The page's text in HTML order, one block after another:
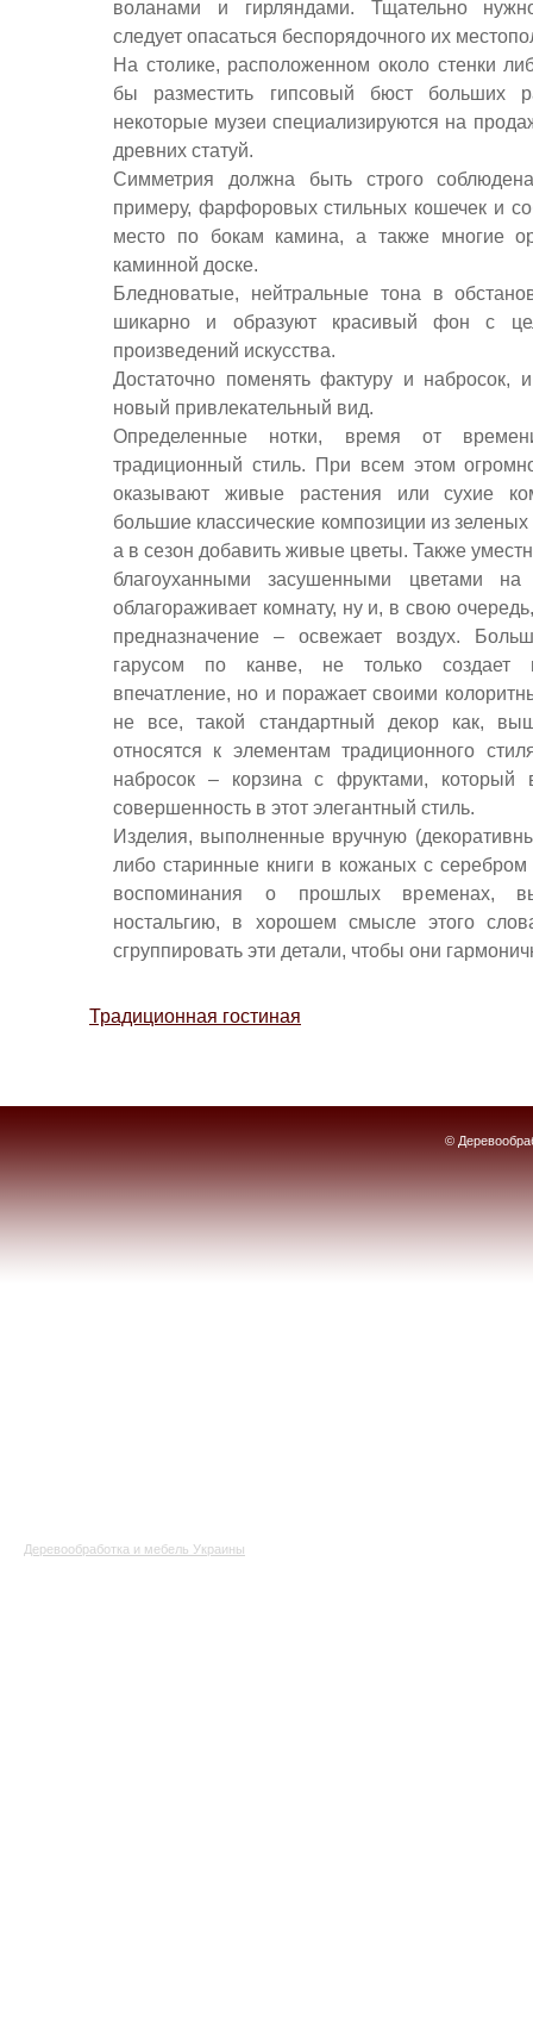
воланами и гирляндами. Тщательно
следует опасаться беспорядочного их
На столике, расположенном около стенки
бы разместить гипсовый бюст больших
некоторые музеи специализируются на
древних статуй.
Симметрия должна быть строго
примеру, фарфоровых стильных кошечек и
место по бокам камина, а также многие
каминной доске.
Бледноватые, нейтральные тона в
шикарно и образуют красивый фон с
произведений искусства.
Достаточно поменять фактуру и набросок,
новый привлекательный вид.
Определенные нотки, время от
традиционный стиль. При всем этом
оказывают живые растения или сухие
большие классические композиции из
а в сезон добавить живые цветы. Также
благоуханными засушенными цветами
облагораживает комнату, ну и, в свою
предназначение – освежает воздух.
гарусом по канве, не только создает
впечатление, но и поражает своими
не все, такой стандартный декор как,
относятся к элементам традиционного
набросок – корзина с фруктами, который
совершенность в этот элегантный стиль.
Изделия, выполненные вручную
либо старинные книги в кожаных с серебром
воспоминания о прошлых временах,
ностальгию, в хорошем смысле этого
сгруппировать эти детали, чтобы они
Традиционная гостиная
©
Деревообработка и мебель Украины